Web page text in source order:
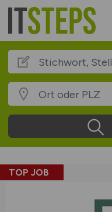
TOP JOB